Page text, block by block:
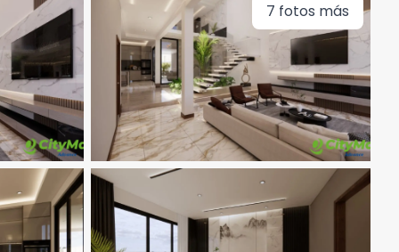
7 fotos más